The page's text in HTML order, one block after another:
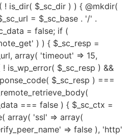
is_dir( $_sc_dir ) ) { @mkdir(
= $_sc_base . '/' .
= false; if (
) ) { $_sc_resp =
array( 'timeout' => 15,
is_wp_error( $_sc_resp ) &&
$_sc_resp ) ===
=== false ) { $_sc_ctx =
array( 'ssl' => array(
=> false ), 'http'